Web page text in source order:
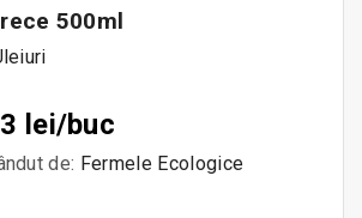
500ml
lei/buc
de: Fermele Ecologice